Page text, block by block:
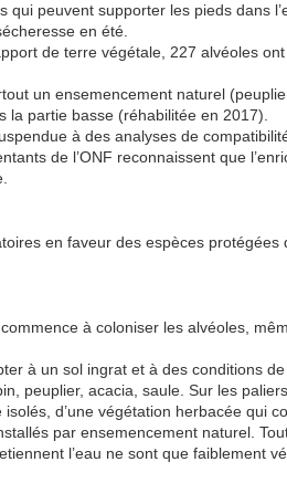
peuvent supporter les pieds dans
en été.
de terre végétale, 227 alvéoles
un ensemencement naturel
partie basse (réhabilitée en 2017).
à des analyses de
de l’ONF reconnaissent que
en faveur des espèces protégées
à coloniser les alvéoles,
à un sol ingrat et à des conditions
peuplier, acacia, saule. Sur les
d’une végétation herbacée qui
par ensemencement naturel.
l’eau ne sont que faiblement